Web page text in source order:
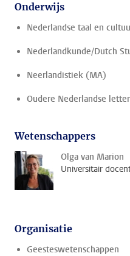
Onderwijs
Nederlandse taal en
Nederlandkunde/Dutch
Neerlandistiek (MA)
Oudere Nederlandse
Wetenschappers
Olga van Marion
Universitair
Organisatie
Geesteswetenschappen